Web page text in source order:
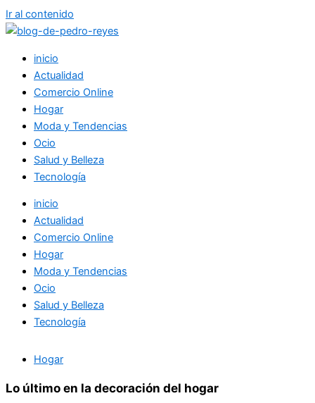
Ir al contenido
inicio
Actualidad
Comercio Online
Hogar
Moda y Tendencias
Ocio
Salud y Belleza
Tecnología
inicio
Actualidad
Comercio Online
Hogar
Moda y Tendencias
Ocio
Salud y Belleza
Tecnología
Hogar
Lo último en la decoración del hogar